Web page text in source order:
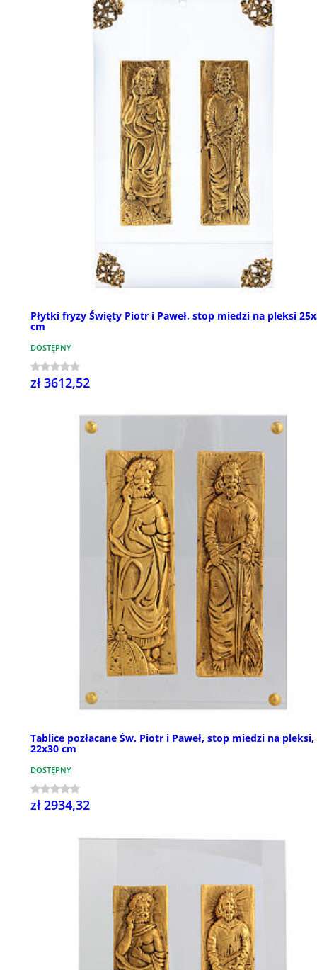
Płytki fryzy Święty Piotr i Paweł, stop miedzi na pleksi
cm
DOSTĘPNY
zł 3612,52
Tablice pozłacane Św. Piotr i Paweł, stop miedzi na pleksi,
22x30 cm
DOSTĘPNY
zł 2934,32